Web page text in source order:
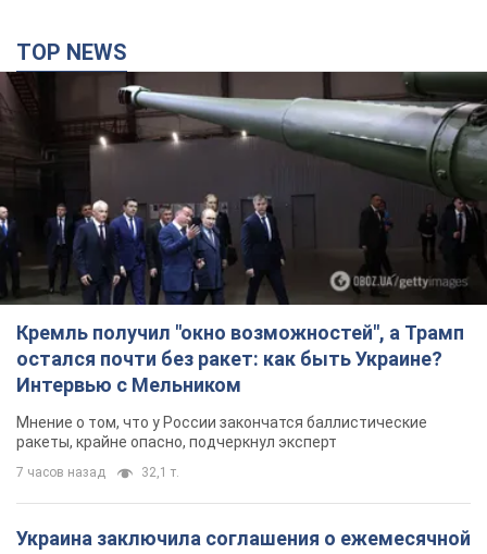
TOP NEWS
Кремль получил "окно возможностей", а Трамп
остался почти без ракет: как быть Украине?
Интервью с Мельником
Мнение о том, что у России закончатся баллистические
ракеты, крайне опасно, подчеркнул эксперт
7 часов назад 32,1 т.
Украина заключила соглашения о ежемесячной